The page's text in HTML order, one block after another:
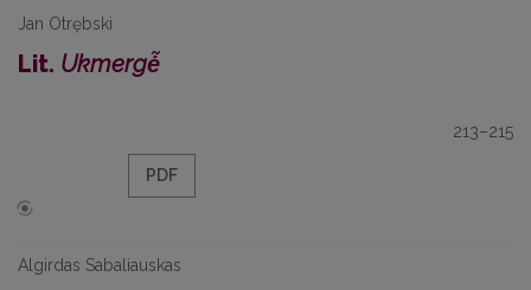
Jan Otrębski
Lit. Ukmergė̃
213–215
PDF
Algirdas Sabaliauskas